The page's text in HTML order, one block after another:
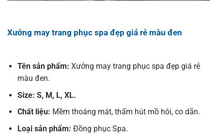
Xưởng may trang phục spa đẹp giá rẻ màu đen
Tên sản phẩm: Xưởng may trang phục spa đẹp giá rẻ
màu đen.
Size: S, M, L, XL.
Chất liệu: Mềm thoáng mát, thấm hút mồ hôi, co dãn.
Loại sản phẩm: Đồng phục Spa.